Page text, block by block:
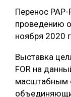
Перенос
проведению
ноября 2020
Выставка
FOR на
масштабным